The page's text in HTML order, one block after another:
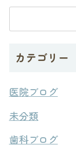
カテゴリー
医院ブログ
未分類
歯科ブログ